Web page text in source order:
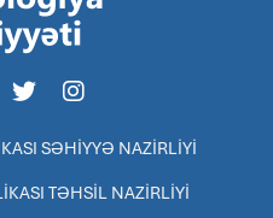
SƏHİYYƏ NAZİRLİYİ
TƏHSİL NAZİRLİYİ